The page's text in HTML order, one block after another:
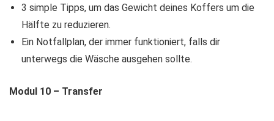
​3 simple Tipps, um das Gewicht deines Koffers um die
Hälfte zu reduzieren.
​Ein Notfallplan, der immer funktioniert, falls dir
unterwegs die Wäsche ausgehen sollte.
Modul 10 – Transfer